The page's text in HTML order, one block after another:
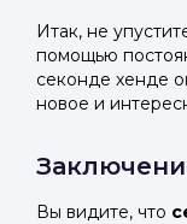
Итак, не
помощью
секонде хенде
новое и
Вы видите, что